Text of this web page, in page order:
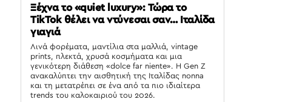
Ξέχνα το «quiet luxury»: Τώρα το
TikTok θέλει να ντύνεσαι σαν… Ιταλίδα
γιαγιά
Λινά φορέματα, μαντίλια στα μαλλιά, vintage
prints, πλεκτά, χρυσά κοσμήματα και μια
γενικότερη διάθεση «dolce far niente». Η Gen Z
ανακαλύπτει την αισθητική της Ιταλίδας nonna
και τη μετατρέπει σε ένα από τα πιο ιδιαίτερα
trends του καλοκαιριού του 2026.